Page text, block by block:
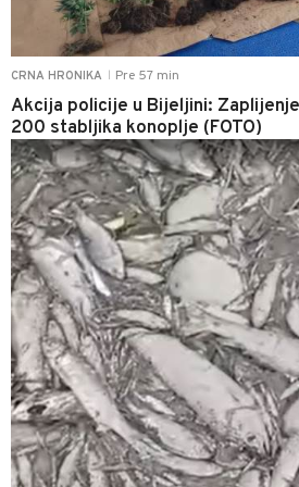
CRNA HRONIKA Pre 57 min
Akcija policije u Bijeljini:
200 stabljika konoplje (FOTO)